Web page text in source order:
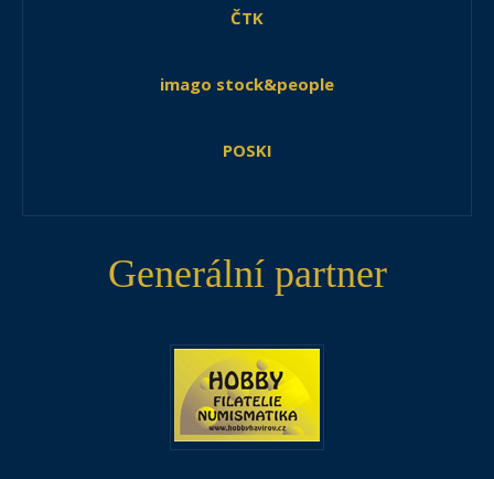
ČTK
imago stock&people
POSKI
Generální partner